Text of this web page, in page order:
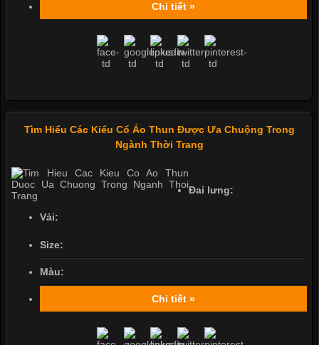
Chi tiết »
Tìm Hiểu Các Kiểu Cổ Áo Thun Được Ưa Chuộng Trong
Ngành Thời Trang
Đai lưng:
Vải:
Size:
Màu:
Chi tiết »